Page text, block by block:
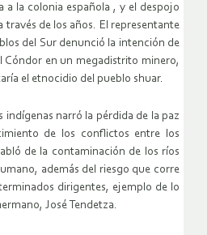
a la colonia española , y el despojo
través de los años. El representante
del Sur denunció la intención de
Cóndor en un megadistrito minero,
el etnocidio del pueblo shuar.
indígenas narró la pérdida de la paz
de los conflictos entre los
de la contaminación de los ríos
además del riesgo que corre
dirigentes, ejemplo de lo
José Tendetza.